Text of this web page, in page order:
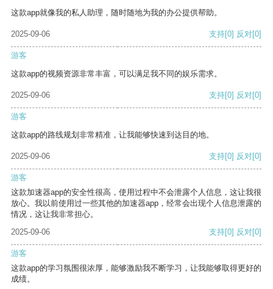
这款app就像我的私人助理，随时随地为我的办公提供帮助。
2025-09-06 支持[0] 反对[0]
游客
这款app的视频资源非常丰富，可以满足我不同的娱乐需求。
2025-09-06 支持[0] 反对[0]
游客
这款app的路线规划非常精准，让我能够快速到达目的地。
2025-09-06 支持[0] 反对[0]
游客
这款加速器app的安全性很高，使用过程中不会泄露个人信息，这让我很
放心。我以前使用过一些其他的加速器app，经常会出现个人信息泄露的
情况，这让我非常担心。
2025-09-06
支持[0] 反对[0]
游客
这款app的学习氛围很浓厚，能够激励我不断学习，让我能够取得更好的
成绩。